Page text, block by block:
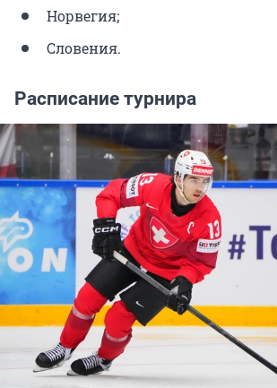
Норвегия;
Словения.
Расписание турнира